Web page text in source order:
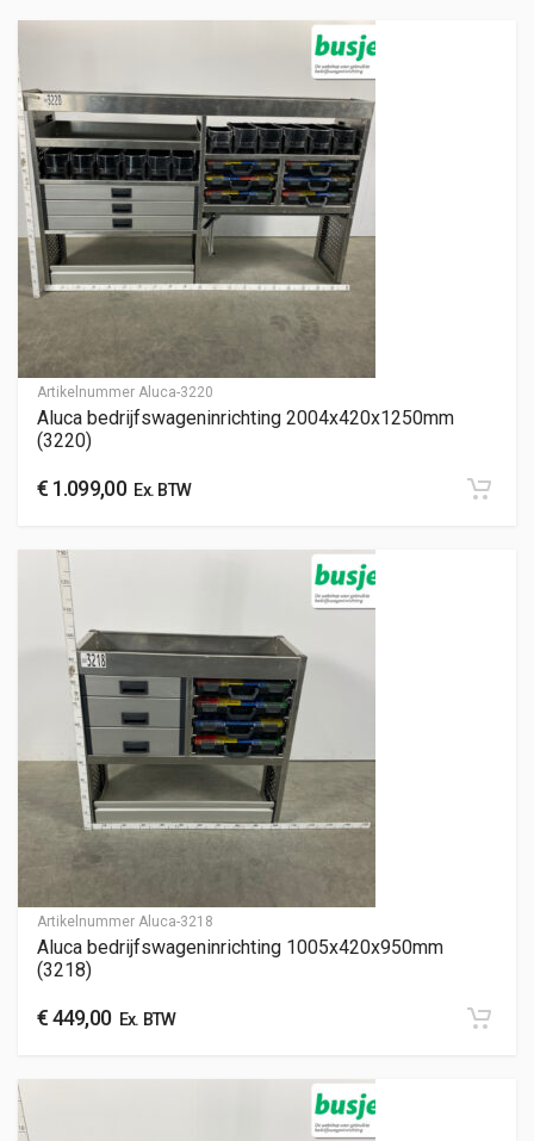
Artikelnummer Aluca-3220
Aluca bedrijfswageninrichting 2004x420x1250mm
(3220)
€ 1.099,00Ex. BTW
Artikelnummer Aluca-3218
Aluca bedrijfswageninrichting 1005x420x950mm
(3218)
€449,00Ex. BTW